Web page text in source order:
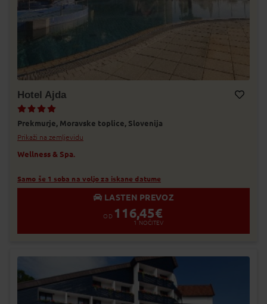
Hotel Ajda
Prekmurje, Moravske toplice, Slovenija
Prikaži na zemljevidu
Wellness & Spa.
Samo še 1 soba na voljo za iskane datume
LASTEN PREVOZ
OD 116,45€
1 NOČITEV